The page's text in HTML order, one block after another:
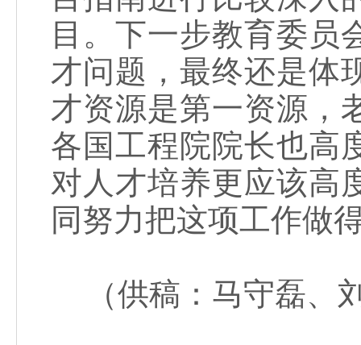
目。下一步教育委员
才问题，最终还是体
才资源是第一资源，
各国工程院院长也高
对人才培养更应该高
同努力把这项工作做
（供稿：马守磊、